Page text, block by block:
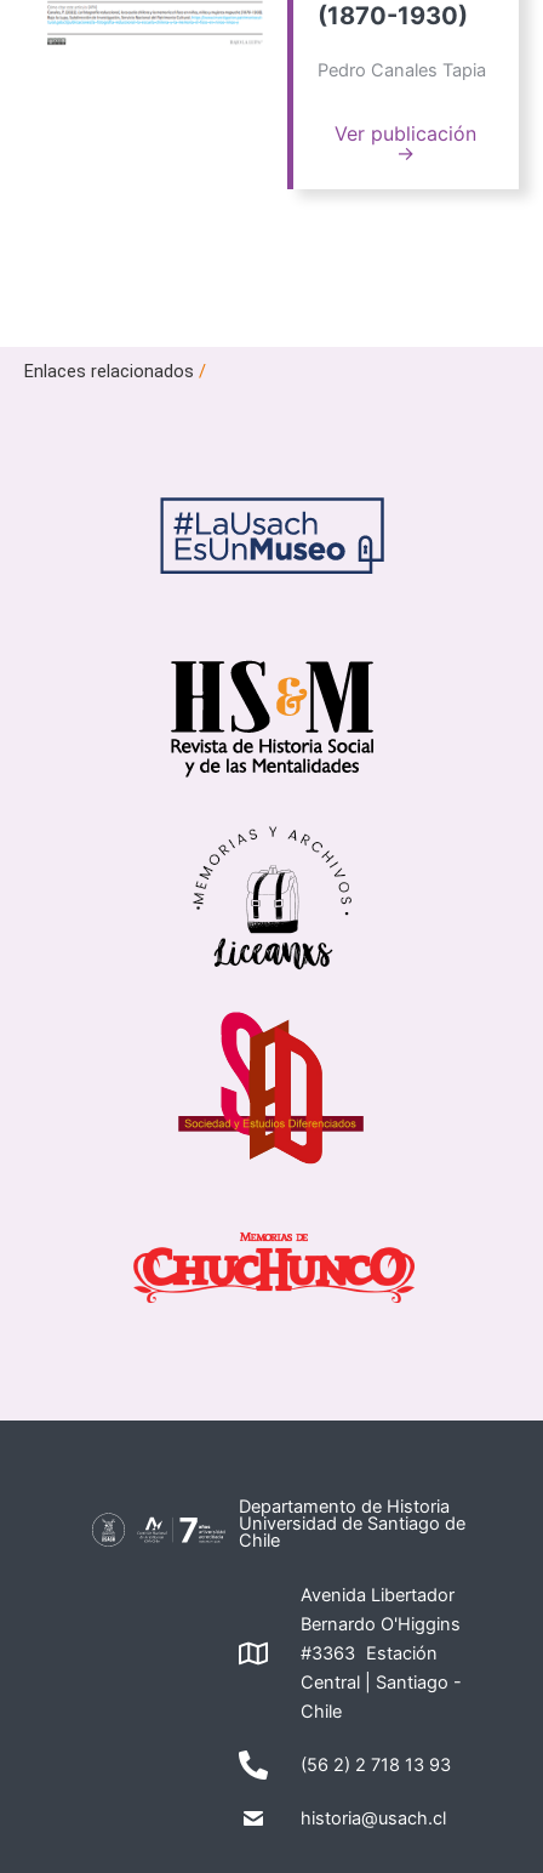
(1870-1930)
Pedro Canales Tapia
Ver publicación
→
Enlaces relacionados /
Departamento de Historia
Universidad de Santiago de
Chile
Avenida Libertador
Bernardo O'Higgins
#3363 Estación
Central | Santiago -
Chile
(56 2) 2 718 13 93
historia@usach.cl